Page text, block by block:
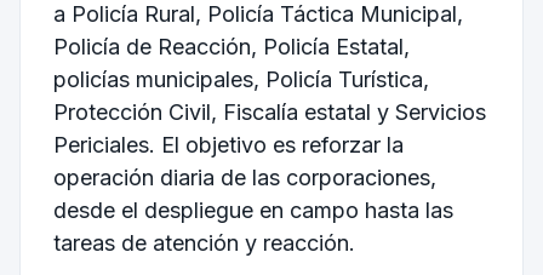
a Policía Rural, Policía Táctica Municipal,
Policía de Reacción, Policía Estatal,
policías municipales, Policía Turística,
Protección Civil, Fiscalía estatal y Servicios
Periciales. El objetivo es reforzar la
operación diaria de las corporaciones,
desde el despliegue en campo hasta las
tareas de atención y reacción.